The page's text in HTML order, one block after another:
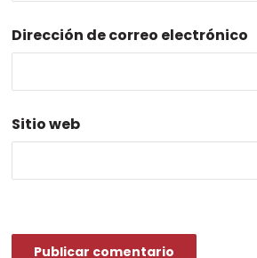
Dirección de correo electrónico
Sitio web